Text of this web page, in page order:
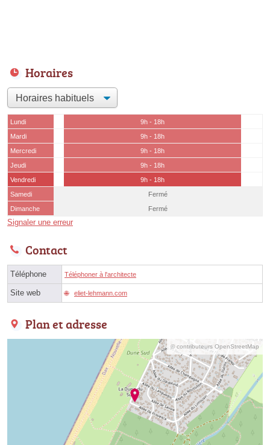
Horaires
Lundi
9h - 18h
Mardi
9h - 18h
Mercredi
9h - 18h
Jeudi
9h - 18h
Vendredi
9h - 18h
Samedi
Fermé
Dimanche
Fermé
Signaler une erreur
Contact
Téléphone Téléphoner à l'architecte
Site web eliet-lehmann.com
Plan et adresse
© contributeurs OpenStreetMap